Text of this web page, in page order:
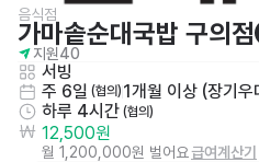
음식점
가마솥순대국밥 구의점
지원40
서빙
주 6일 (협의) 1개월 이상 (장기우
하루 4시간 (협의)
12,500원
월 1,200,000원 벌어요급여계산기